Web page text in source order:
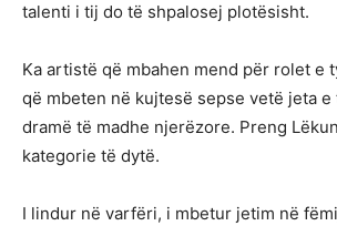
talenti i tij do të shpalosej plotësisht.
Ka artistë që mbahen mend për rolet e
që mbeten në kujtesë sepse vetë jeta e
dramë të madhe njerëzore. Preng
kategorie të dytë.
I lindur në varfëri, i mbetur jetim në